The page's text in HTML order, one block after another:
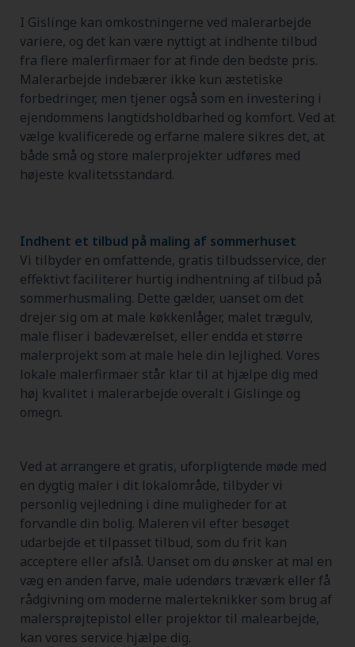
I Gislinge kan omkostningerne ved malerarbejde
variere, og det kan være nyttigt at indhente tilbud
fra flere malerfirmaer for at finde den bedste pris.
Malerarbejde indebærer ikke kun æstetiske
forbedringer, men tjener også som en investering i
ejendommens langtidsholdbarhed og komfort. Ved at
vælge kvalificerede og erfarne malere sikres det, at
både små og store malerprojekter udføres med
højeste kvalitetsstandard.
Indhent et tilbud på maling af sommerhuset
Vi tilbyder en omfattende, gratis tilbudsservice, der
effektivt faciliterer hurtig indhentning af tilbud på
sommerhusmaling. Dette gælder, uanset om det
drejer sig om at male køkkenlåger, malet trægulv,
male fliser i badeværelset, eller endda et større
malerprojekt som at male hele din lejlighed. Vores
lokale malerfirmaer står klar til at hjælpe dig med
høj kvalitet i malerarbejde overalt i Gislinge og
omegn.
Ved at arrangere et gratis, uforpligtende møde med
en dygtig maler i dit lokalområde, tilbyder vi
personlig vejledning i dine muligheder for at
forvandle din bolig. Maleren vil efter besøget
udarbejde et tilpasset tilbud, som du frit kan
acceptere eller afslå. Uanset om du ønsker at mal en
væg en anden farve, male udendørs træværk eller få
rådgivning om moderne malerteknikker som brug af
malersprøjtepistol eller projektor til malearbejde,
kan vores service hjælpe dig.